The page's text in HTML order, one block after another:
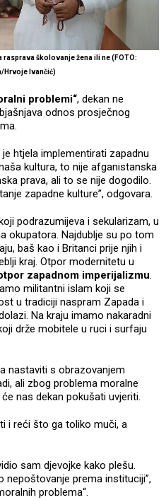
rasprava školovanje žena ili ne (FOTO:
Hrvoje Ivančić)
problemi“, dekan ne
odnos prosječnog
htjela implementirati zapadnu
kultura, to nije afganistanska
prava, ali to se nije dogodilo.
zapadne kulture”, odgovara.
podrazumijeva i sekularizam, u
okupatora. Najdublje su po tom
baš kao i Britanci prije njih i
kraj. Otpor modernitetu u
zapadnom imperijalizmu.
militantni islam koji se
u tradiciji naspram Zapada i
Na kraju imamo nakaradni
drže mobitele u ruci i surfaju
nastaviti s obrazovanjem
ali zbog problema moralne
nas dekan pokušati uvjeriti.
i reći što ga toliko muči, a
sam djevojke kako plešu.
nepoštovanje prema instituciji”,
problema“.